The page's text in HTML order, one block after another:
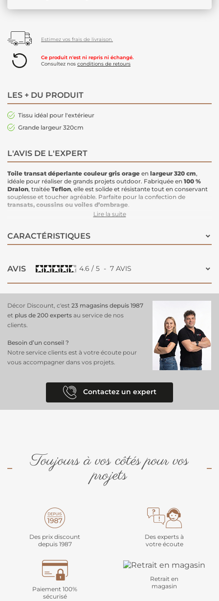
Estimez vos frais de livraison.
Ce produit n'est ni repris ni échangé.
Consultez nos conditions de retours
LES + DU PRODUIT
Tissu idéal pour l'extérieur
Grande largeur 320cm
L'AVIS DE L'EXPERT
Toile transat déperlante couleur gris orage en largeur 320 cm,
idéale pour réaliser de grands projets outdoor. Fabriquée en 100 %
Dralon, traitée Teflon, elle est solide et résistante tout en conservant
souplesse et toucher agréable. Parfaite pour la confection de
transats, coussins ou voiles d’ombrage.
matelas bain de soleil
poufs et coussins pour palettes
Lire la suite
CARACTÉRISTIQUES
AVIS 4.6 / 5 - 7 AVIS
Décor Discount, c'est 23 magasins depuis 1987
et plus de 200 experts au service de nos
clients.
Besoin d’un conseil ?
Notre service clients est à votre écoute pour
vous accompagner dans vos projets.
Contactez un expert
Toujours à vos côtés pour vos
projets
Des prix discount
depuis 1987
Des experts à
votre écoute
Paiement 100%
sécurisé
Retrait en
magasin